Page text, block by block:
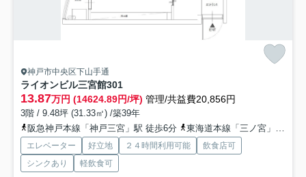
神戸市中央区下山手通
ライオンビル三宮館301
13.87万円 (14624.89円/坪) 管理/共益費20,856円
3階 / 9.48坪 (31.33㎡) /築39年
阪急神戸本線「神戸三宮」駅 徒歩6分
東海道本線「三ノ宮」駅 徒歩7分
エレベーター 好立地 ２４時間利用可能
飲食店可
シンクあり
軽飲食可